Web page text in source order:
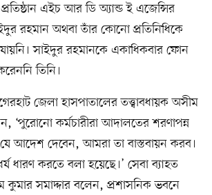
এইচ আর ডি অ্যান্ড ই এজেন্সির
রহমান অথবা তাঁর কোনো প্রতিনিধিকে
সাইদুর রহমানকে একাধিকবার ফোন
তিনি।
জেলা হাসপাতালের তত্ত্বাবধায়ক অসীম
‘পুরোনো কর্মচারীরা আদালতের শরণাপন্ন
আদেশ দেবেন, আমরা তা বাস্তবায়ন করব।
ধারণ করতে বলা হয়েছে।’ সেবা ব্যাহত
কুমার সমাদ্দার বলেন, প্রশাসনিক ভবনে